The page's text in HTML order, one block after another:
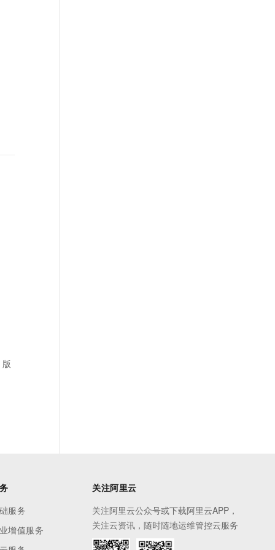
服务
增值服务
关注阿里云
关注阿里云公众号或下载阿里云APP，
关注云资讯，随时随地运维管控云服务